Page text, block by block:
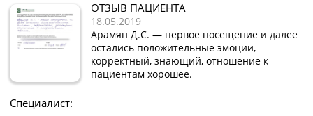
Специалист:
ОТЗЫВ ПАЦИЕНТА
18.05.2019
Арамян Д.С. — первое посещение и далее
остались положительные эмоции,
корректный, знающий, отношение к
пациентам хорошее.